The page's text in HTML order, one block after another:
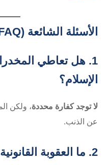
الأسئلة الشائعة (FAQ)
1. هل تعاطي
الإسلام؟
لا توجد كفارة محددة، ولكن
عن الذنب.
2. ما العقوبة